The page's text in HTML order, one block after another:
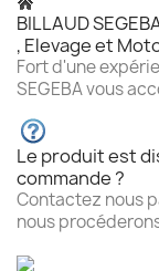
BILLAUD
, Elevage et
Fort d'une
SEGEBA vous
Le produit est
commande ?
Contactez nous
nous